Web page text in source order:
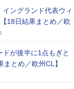
イングランド代表ウィ
18日結果まとめ／欧
ドが後半に1点もぎと
まとめ／欧州CL】